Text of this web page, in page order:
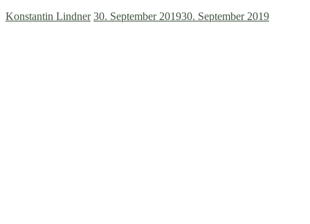
Konstantin Lindner 30. September 201930. September 2019